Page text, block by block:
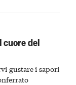
cuore del
gustare i sapori